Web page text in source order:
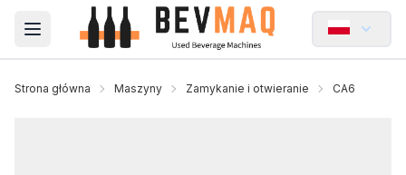
Open main menu
Strona główna Maszyny Zamykanie i otwieranie CA6